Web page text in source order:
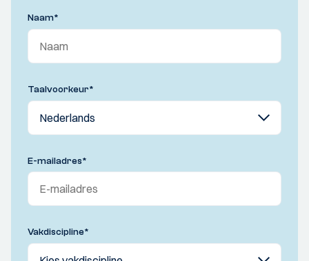
Naam*
Taalvoorkeur*
E-mailadres*
Vakdiscipline*